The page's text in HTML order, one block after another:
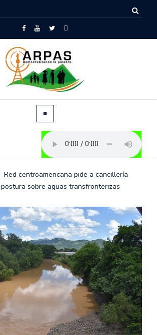
Red centroamericana pide a cancillería
sobre aguas transfronterizas